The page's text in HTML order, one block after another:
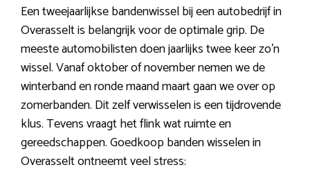
Een tweejaarlijkse bandenwissel bij een autobedrijf in
Overasselt is belangrijk voor de optimale grip. De
meeste automobilisten doen jaarlijks twee keer zo’n
wissel. Vanaf oktober of november nemen we de
winterband en ronde maand maart gaan we over op
zomerbanden. Dit zelf verwisselen is een tijdrovende
klus. Tevens vraagt het flink wat ruimte en
gereedschappen. Goedkoop banden wisselen in
Overasselt ontneemt veel stress: